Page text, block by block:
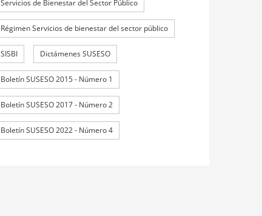
Servicios de Bienestar del Sector Público
Régimen Servicios de bienestar del sector público
SISBI Dictámenes SUSESO
Boletín SUSESO 2015 - Número 1
Boletín SUSESO 2017 - Número 2
Boletín SUSESO 2022 - Número 4